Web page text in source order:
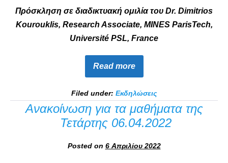
Πρόσκληση σε διαδικτυακή ομιλία του Dr. Dimitrios
Kourouklis, Research Associate, MINES ParisTech,
Université PSL, France
Read more
Filed under: Εκδηλώσεις
Ανακοίνωση για τα μαθήματα της
Τετάρτης 06.04.2022
Posted on 6 Απριλίου 2022